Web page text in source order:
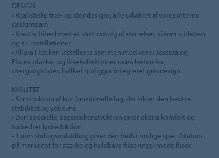
DESIGN
• Realistiske træ- og stendesigns, alle udviklet af vores interne
designteam
• Kreativ frihed med et stort udvalg af størrelser, såsom sildeben
og XL installationer
• Allura Flex kan installeres sammen med vores Tessera og
Flotex planke- og flisekollektioner uden behov for
overgangslister, hvilket muliggør integreret gulvdesign
KVALITET
• Konstruktion af kun funktionelle lag, der sikrer den bedste
stabilitet og ydeevne
• Den specielle bagsidekonstruktion giver ekstra komfort og
forbedret lydreduktion
• 1 mm slidlagsindstilling giver den bedst mulige specifikation
på markedet for stærke og holdbare fikseringslimede fliser